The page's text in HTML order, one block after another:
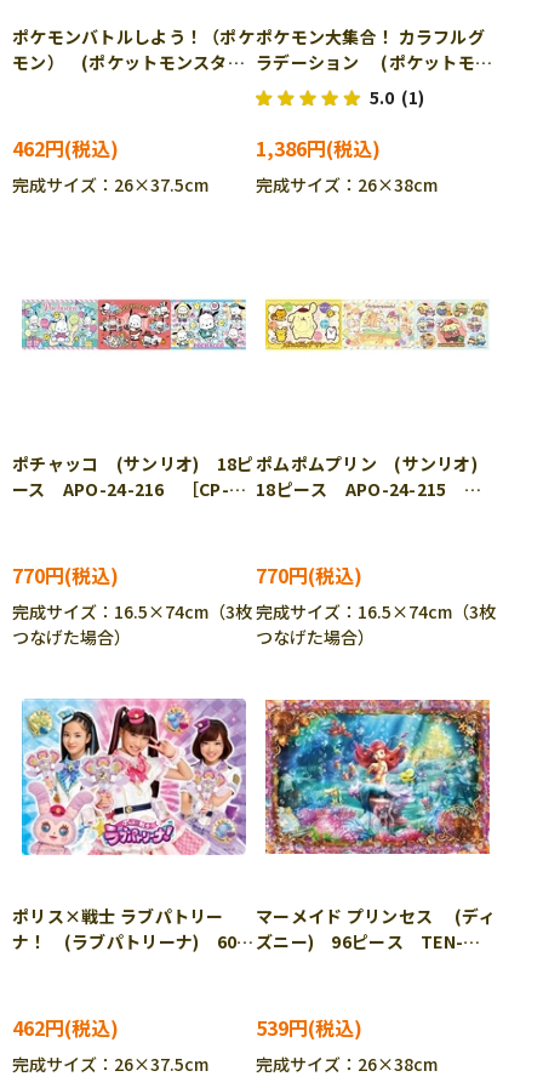
ポケモンバトルしよう！（ポケ
モン） (ポケットモンスタ
462円
完成サイズ：26×37.5cm
ポケモン大集合！ カラフルグ
ラデーション (ポケットモン
スター) 100ピース BEV-
100-044 ［CP-PO］［CP-
IT］
5.0 (1)
1,386円
完成サイズ：26×38cm
ポチャッコ (サンリオ) 18ピ
ース APO-24-216 ［CP-
770円
完成サイズ：16.5×74cm（3枚
つなげた場合）
ポムポムプリン (サンリオ)
18ピース APO-24-215
770円
完成サイズ：16.5×74cm（3枚
つなげた場合）
ポリス×戦士 ラブパトリー
ナ！ (ラブパトリーナ) 60ピ
462円
完成サイズ：26×37.5cm
マーメイド プリンセス (ディ
ズニー) 96ピース TEN-
539円
完成サイズ：26×38cm